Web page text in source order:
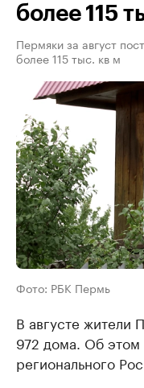
более 115
Пермяки за август
более 115 тыс. кв м
Фото: РБК Пермь
В августе жители
972 дома. Об
регионального